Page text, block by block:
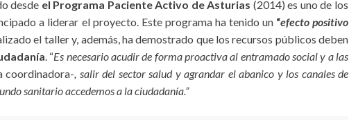
desde el Programa Paciente Activo de Asturias (2014) es uno de los
a liderar el proyecto. Este programa ha tenido un “efecto positivo
el taller y, además, ha demostrado que los recursos públicos deben
. “Es necesario acudir de forma proactiva al entramado social y a las
coordinadora-, salir del sector salud y agrandar el abanico y los canales de
sanitario accedemos a la ciudadanía.”